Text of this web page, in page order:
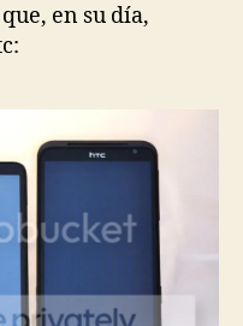
en su día,